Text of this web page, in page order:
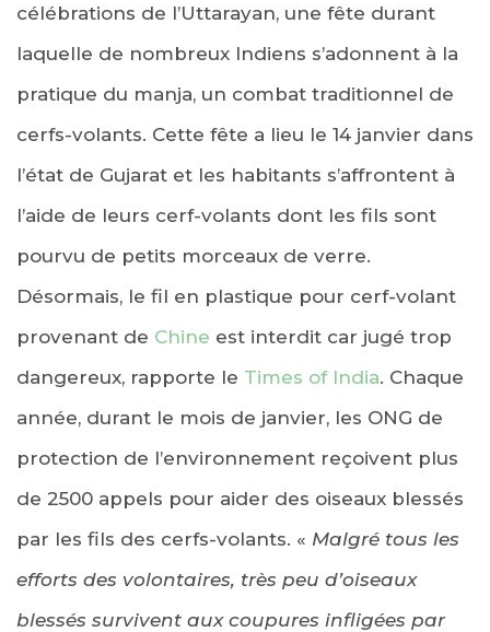
célébrations de l’Uttarayan, une fête durant
laquelle de nombreux Indiens s’adonnent à la
pratique du manja, un combat traditionnel de
cerfs-volants. Cette fête a lieu le 14 janvier dans
l’état de Gujarat et les habitants s’affrontent à
l’aide de leurs cerf-volants dont les fils sont
pourvu de petits morceaux de verre.
Désormais, le fil en plastique pour cerf-volant
provenant de Chine est interdit car jugé trop
dangereux, rapporte le Times of India. Chaque
année, durant le mois de janvier, les ONG de
protection de l’environnement reçoivent plus
de 2500 appels pour aider des oiseaux blessés
par les fils des cerfs-volants. « Malgré tous les
efforts des volontaires, très peu d’oiseaux
blessés survivent aux coupures infligées par